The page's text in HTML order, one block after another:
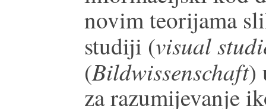
novim teorijama
studiji (visual
(Bildwissenschaft)
za razumijevanje